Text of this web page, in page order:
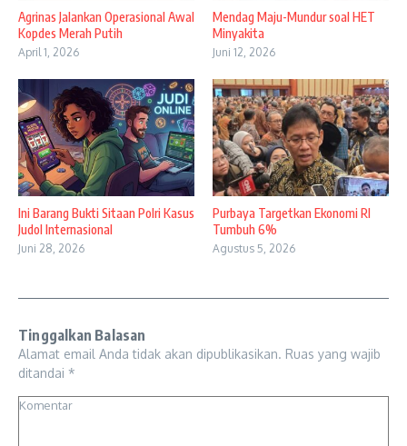
Agrinas Jalankan Operasional Awal
Kopdes Merah Putih
April 1, 2026
Mendag Maju-Mundur soal HET
Minyakita
Juni 12, 2026
Ini Barang Bukti Sitaan Polri Kasus
Judol Internasional
Juni 28, 2026
Purbaya Targetkan Ekonomi RI
Tumbuh 6%
Agustus 5, 2026
Tinggalkan Balasan
Alamat email Anda tidak akan dipublikasikan. Ruas yang wajib
ditandai *